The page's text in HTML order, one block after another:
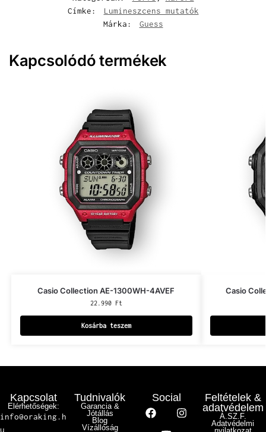
Címke:
Lumineszcens mutatók
Márka:
Guess
Kapcsolódó termékek
Casio Collection AE-1300WH-4AVEF
22.990 Ft
Kosárba teszem
Casio
Kapcsolat
Elérhetőségek:
info@oraking.h
u
Tudnivalók
Garancia &
Jótállás
Blog
Vízállóság
Social
Feltételek &
adatvédelem
Á.SZ.F.
Adatvédelmi